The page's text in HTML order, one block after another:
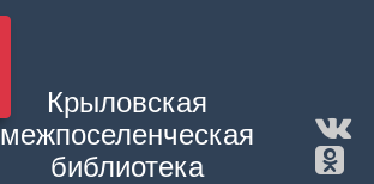
Крыловская
межпоселенческая
библиотека